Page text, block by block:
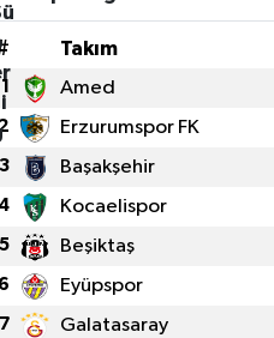
Takım
1 Amed
Erzurumspor FK
3 Başakşehir
Kocaelispor
5 Beşiktaş
Eyüpspor
7 Galatasaray